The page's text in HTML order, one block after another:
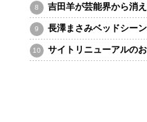
吉田羊が芸能界から消
長澤まさみベッドシー
サイトリニューアルの